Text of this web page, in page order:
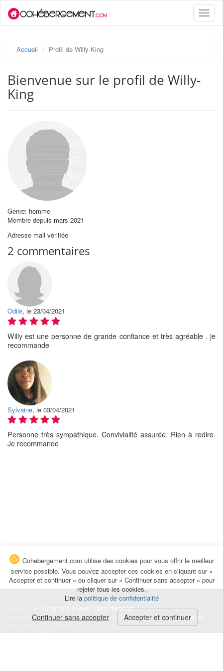
Toggle
Accueil Profil de Willy-King
Bienvenue sur le profil de Willy-
King
Genre: homme
Membre depuis mars 2021
Adresse mail vérifiée
2 commentaires
Odile, le 23/04/2021
Willy est une personne de grande confiance et très agréable . je
recommande
Sylvaine, le 03/04/2021
Personne très sympathique. Convivialité assurée. Rien à redire.
Je recommande
chambre à louer chez l'habitantà la nuitée, à la semaine,
au mois ou à l'année pour de courts et longs séjours, unecolocation
temporaire : des études, un stage, un déplacement professionnel, une
Cohebergement.com utilise des cookies pour vous offrir le meilleur
service possible. Vous pouvez accepter ces cookies en cliquant sur «
Accepter et continuer » ou cliquer sur « Continuer sans accepter » pour
rejeter tous les cookies.
Lire la politique de confidentialité
Continuer sans accepter Accepter et continuer